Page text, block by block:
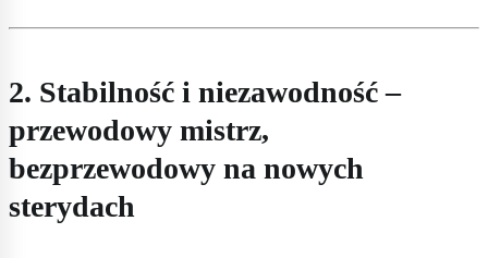
2. Stabilność i niezawodność –
przewodowy mistrz,
bezprzewodowy na nowych
sterydach